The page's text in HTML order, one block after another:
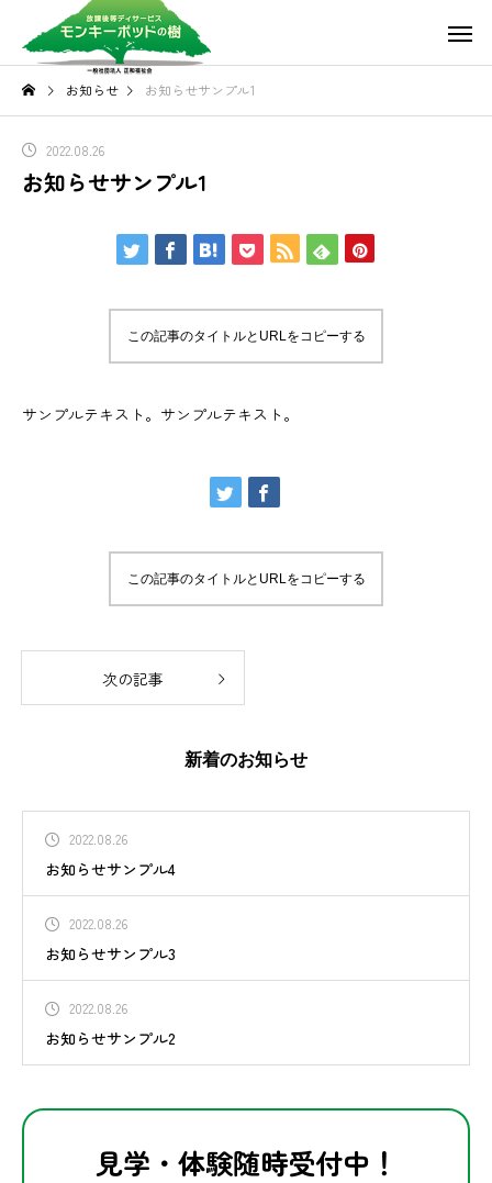
お知らせ お知らせサンプル1
お知らせサンプル1
2022.08.26
この記事のタイトルとURLをコピーする
サンプルテキスト。サンプルテキスト。
この記事のタイトルとURLをコピーする
次の記事
新着のお知らせ
2022.08.26
お知らせサンプル4
2022.08.26
お知らせサンプル3
2022.08.26
お知らせサンプル2
見学・体験随時受付中！